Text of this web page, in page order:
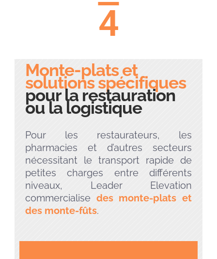
4
Monte-plats et
solutions spécifiques
pour la restauration
ou la logistique
Pour les restaurateurs, les
pharmacies et d’autres secteurs
nécessitant le transport rapide de
petites charges entre différents
niveaux, Leader Elevation
commercialise des monte-plats et
des monte-fûts.